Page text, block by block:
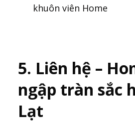
khuôn viên Home
5. Liên hệ –
ngập tràn sắc
Lạt